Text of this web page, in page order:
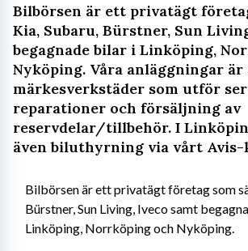
Bilbörsen är ett privatägt
Kia, Subaru, Bürstner, Sun
begagnade bilar i Linköping,
Nyköping. Våra anläggningar
märkesverkstäder som utför
reparationer och försäljning av
reservdelar/tillbehör. I
även biluthyrning via vårt
Bilbörsen är ett privatägt företag som
Bürstner, Sun Living, Iveco samt
Linköping, Norrköping och Nyköping.